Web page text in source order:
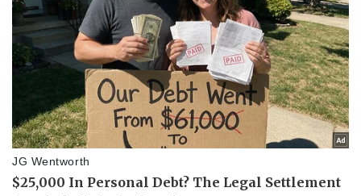
Tư vấn luật
Phân tích